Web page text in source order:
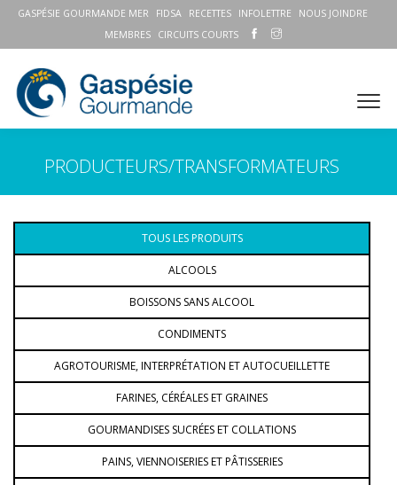
GASPÉSIE GOURMANDE MER FIDSA RECETTES INFOLETTRE
NOUS JOINDRE
MEMBRES
CIRCUITS COURTS
PRODUCTEURS/TRANSFORMATEURS
TOUS LES PRODUITS
ALCOOLS
BOISSONS SANS ALCOOL
CONDIMENTS
AGROTOURISME, INTERPRÉTATION ET AUTOCUEILLETTE
FARINES, CÉRÉALES ET GRAINES
GOURMANDISES SUCRÉES ET COLLATIONS
PAINS, VIENNOISERIES ET PÂTISSERIES